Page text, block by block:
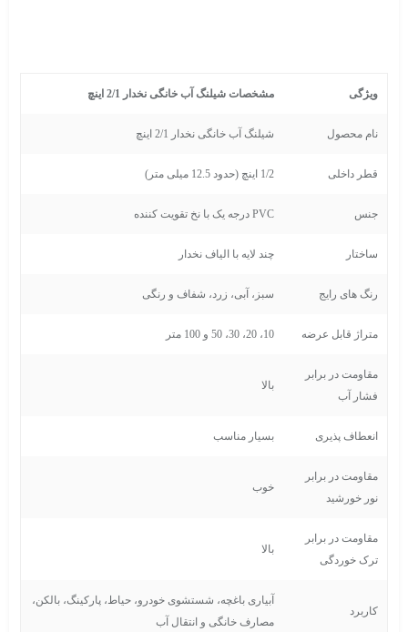
ویژگی مشخصات شیلنگ آب خانگی نخدار 2/1 اینچ
نام محصول شیلنگ آب خانگی نخدار 2/1 اینچ
قطر داخلی 1/2 اینچ (حدود 12.5 میلی متر)
جنس PVC درجه یک با نخ تقویت کننده
ساختار چند لایه با الیاف نخدار
رنگ های رایج سبز، آبی، زرد، شفاف و رنگی
متراژ قابل عرضه 10، 20، 30، 50 و 100 متر
مقاومت در برابر
فشار آب
بالا
انعطاف پذیری بسیار مناسب
مقاومت در برابر
نور خورشید
خوب
مقاومت در برابر
ترک خوردگی
بالا
کاربرد
آبیاری باغچه، شستشوی خودرو، حیاط، پارکینگ، بالکن،
مصارف خانگی و انتقال آب